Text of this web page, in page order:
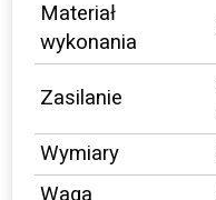
Materiał
wykonania
Zasilanie
Wymiary
Waga